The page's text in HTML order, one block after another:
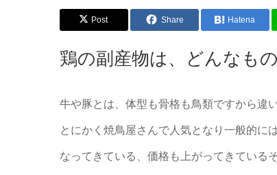
Post Share Hatena
鶏の副産物は、どんなも
牛や豚とは、体型も骨格も鳥類ですから違い
とにかく焼鳥屋さんで人気となり一般的に
なってきている、価格も上がってきている